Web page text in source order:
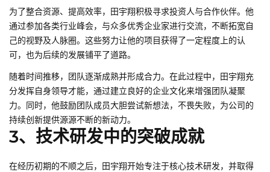
为了整合资源、提高效率，田宇翔积极寻求投资人与合作伙伴。他
通过参加各类行业峰会，与众多优秀企业家进行交流，不断拓宽自
己的视野及人脉圈。这些努力让他的项目获得了一定程度上的认
可，也为后续的发展铺平了道路。
随着时间推移，团队逐渐成熟并形成合力。在此过程中，田宇翔充
分发挥自身领导才能，通过建立良好的企业文化来增强团队凝聚
力。同时，他鼓励团队成员大胆尝试新想法，不畏失败，为公司的
持续创新提供源源不断的新动力。
3、技术研发中的突破成就
在经历初期的不顺之后，田宇翔开始专注于核心技术研发，并取得